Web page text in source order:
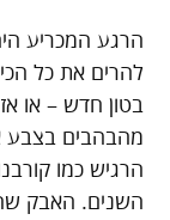
הרגע המכריע
להרים את כל
בטון חדש – או
מהבהבים בצבע
הרגיש כמו
השנים. האבק